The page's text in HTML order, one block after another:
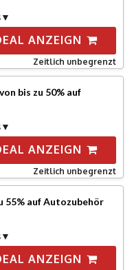
ANZEIGN
Zeitlich unbegrenzt
bis zu 50% auf
ANZEIGN
Zeitlich unbegrenzt
55% auf Autozubehör
ANZEIGN